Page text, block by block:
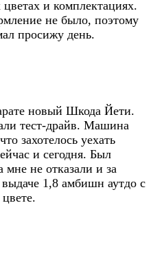
и комплектациях.
не было, поэтому
просижу день.
новый Шкода Йети.
тест-драйв. Машина
захотелось уехать
и сегодня. Был
мне не отказали и за
1,8 амбишн аутдо с